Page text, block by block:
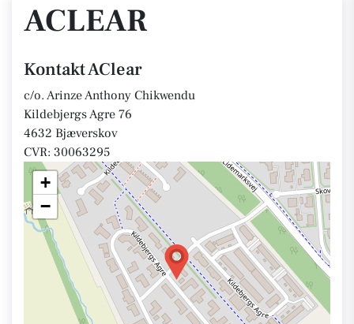
ACLEAR
Kontakt AClear
c/o. Arinze Anthony Chikwendu
Kildebjergs Agre 76
4632 Bjæverskov
CVR: 30063295
+
−